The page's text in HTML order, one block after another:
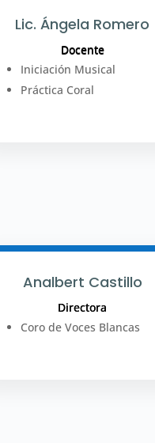
Lic. Ángela Romero
Docente
Iniciación Musical
Práctica Coral
Analbert Castillo
Directora
Coro de Voces Blancas